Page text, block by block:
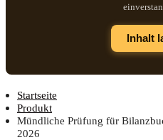
Inhalt
Startseite
Produkt
Mündliche Prüfung für
2026